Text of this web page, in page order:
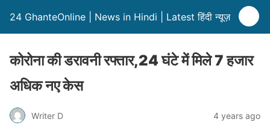
24 GhanteOnline | News in Hindi | Latest हिंदी न्यूज़
कोरोना की डरावनी रफ्तार,24 घंटे में मिले 7 हजार
अधिक नए केस
Writer D 4 years ago